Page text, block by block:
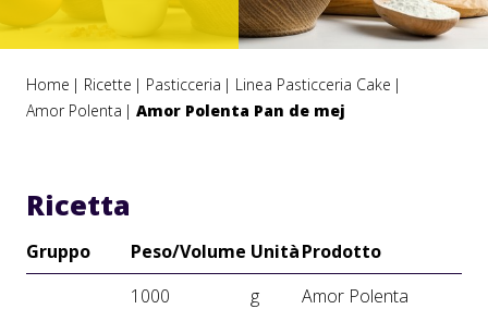
Home Ricette Pasticceria
Linea Pasticceria Cake
Amor Polenta
Amor Polenta Pan de mej
Ricetta
Gruppo Peso/Volume UnitàProdotto
1000
g
Amor Polenta